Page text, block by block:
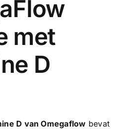
met
D
D van Omegaflow bevat